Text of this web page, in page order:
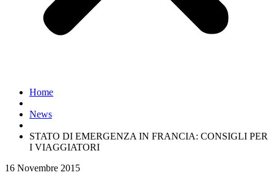
Home
News
STATO DI EMERGENZA IN FRANCIA: CONSIGLI PER
I VIAGGIATORI
16 Novembre 2015